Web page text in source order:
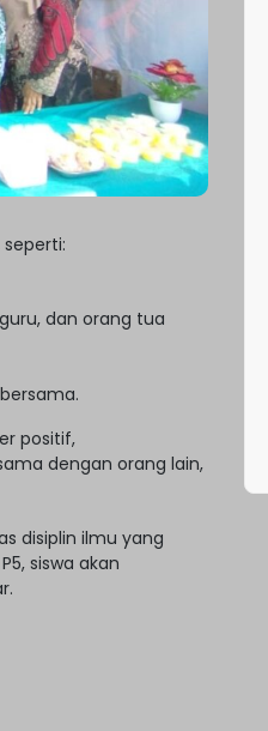
dan orang tua
positif,
dengan orang lain,
disiplin ilmu yang
siswa akan